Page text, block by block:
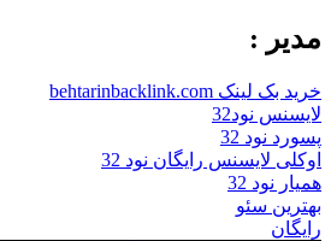
مدیر :
خرید بک لینک behtarinbacklink.com
لایسنس نود32
پسورد نود 32
اوکلی لایسنس رایگان نود 32
همیار نود 32
بهترین سئو
رایگان